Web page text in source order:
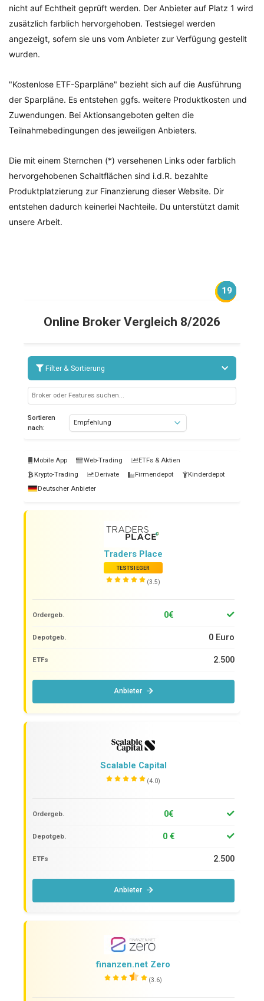
nicht auf Echtheit geprüft werden. Der Anbieter auf Platz 1 wird
zusätzlich farblich hervorgehoben. Testsiegel werden
angezeigt, sofern sie uns vom Anbieter zur Verfügung gestellt
wurden.
"Kostenlose ETF-Sparpläne" bezieht sich auf die Ausführung
der Sparpläne. Es entstehen ggfs. weitere Produktkosten und
Zuwendungen. Bei Aktionsangeboten gelten die
Teilnahmebedingungen des jeweiligen Anbieters.
Die mit einem Sternchen (*) versehenen Links oder farblich
hervorgehobenen Schaltflächen sind i.d.R. bezahlte
Produktplatzierung zur Finanzierung dieser Website. Dir
entstehen dadurch keinerlei Nachteile. Du unterstützt damit
unsere Arbeit.